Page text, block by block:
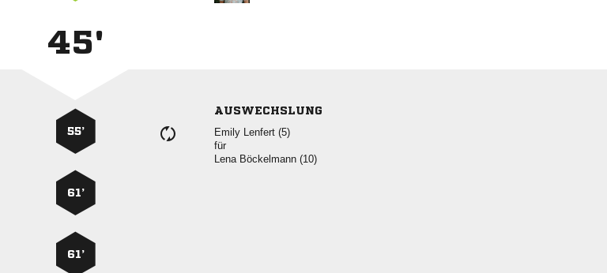
45'
55’
AUSWECHSLUNG
  
für
  
61’
61’